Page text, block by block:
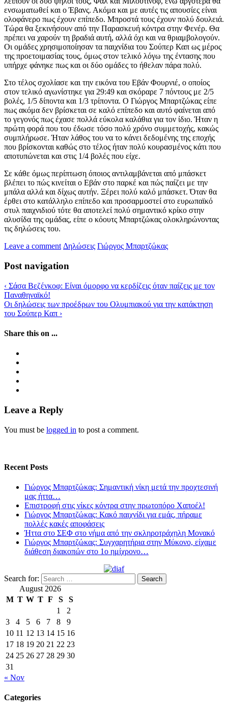
ενσωματωθεί και ο Έβανς. Ακόμα και με αυτές τις απουσίες είναι
ολοφάνερο πως έχουν επίπεδο. Μπροστά τους έχουν πολύ δουλειά.
Τώρα θα ξεκινήσουν από την Παρασκευή κόντρα στην Φενέρ. Θα
πρέπει να χαρούν τη βραδιά αυτή, αλλά όχι και να θριαμβολογούν.
Οι ομάδες χρησιμοποίησαν τα παιχνίδια του Σούπερ Καπ ως μέρος
της προετοιμασίας τους, όμως στον τελικό λόγω της έντασης που
υπήρχε φάνηκε πως και οι δύο ομάδες το ήθελαν πάρα πολύ.
Στο τέλος σχολίασε και την εικόνα του Εβάν Φουρνιέ, ο οποίος
στον τελικό αγωνίστηκε για 29:49 και σκόραρε 7 πόντους με 2/5
βολές, 1/5 δίποντα και 1/3 τρίποντα. Ο Γιώργος Μπαρτζώκας είπε
πως ακόμα δεν βρίσκεται σε καλό επίπεδο και αυτό φαίνεται από
το γεγονός πως έχασε πολλά εύκολα καλάθια για τον ίδιο. Ήταν η
πρώτη φορά που του έδωσε τόσο πολύ χρόνο συμμετοχής, κακώς
συμπλήρωσε. Ήταν λάθος του να το κάνει δεδομένης της εποχής
που βρίσκονται καθώς στο τέλος ήταν πολύ κουρασμένος κάτι που
αποτυπώνεται και στις 1/4 βολές που είχε.
Σε κάθε όμως περίπτωση όποιος αντιλαμβάνεται από μπάσκετ
βλέπει το πώς κινείται ο Εβάν στο παρκέ και πώς παίζει με την
μπάλα αλλά και δίχως αυτήν. Ξέρει πολύ καλό μπάσκετ. Όταν θα
έρθει στο κατάλληλο επίπεδο και προσαρμοστεί στο ευρωπαϊκό
στυλ παιχνιδιού τότε θα αποτελεί πολύ σημαντικό κρίκο στην
αλυσίδα της ομάδας, είπε ο κόουτς Μπαρτζώκας ολοκληρώνοντας
τις δηλώσεις του.
Leave a comment Δηλώσεις Γιώργος Μπαρτζώκας
Post navigation
‹ Σάσα Βεζένκοφ: Είναι όμορφο να κερδίζεις όταν παίζεις με τον
Παναθηναϊκό!
Οι δηλώσεις των προέδρων του Ολυμπιακού για την κατάκτηση
του Σούπερ Καπ ›
Share this on ...
Leave a Reply
You must be logged in to post a comment.
Recent Posts
Γιώργος Μπαρτζώκας: Σημαντική νίκη μετά την προχτεσινή
μας ήττα…
Επιστροφή στις νίκες κόντρα στην πρωτοπόρο Χαποέλ!
Γιώργος Μπαρτζώκας: Κακό παιχνίδι για εμάς, πήραμε
πολλές κακές αποφάσεις
Ήττα στο ΣΕΦ στο νήμα από την σκληροτράχηλη Μονακό
Γιώργος Μπαρτζώκας: Συγχαρητήρια στην Μύκονο, είχαμε
διάθεση διακοπών στο 1ο ημίχρονο…
Search for:
August 2026
M T W T F S
S
1
2
3
4 5 6 7 8
9
10 11 12 13 14 15 16
17 18 19 20 21 22 23
24 25 26 27 28 29 30
31
« Nov
Categories